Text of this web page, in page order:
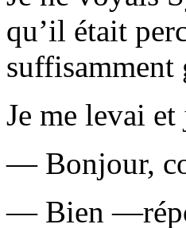
qu’il était
suffisamment
Je me levai
— Bonjour,
— Bien